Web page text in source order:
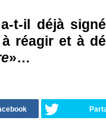
t-il déjà
réagir et à
»…